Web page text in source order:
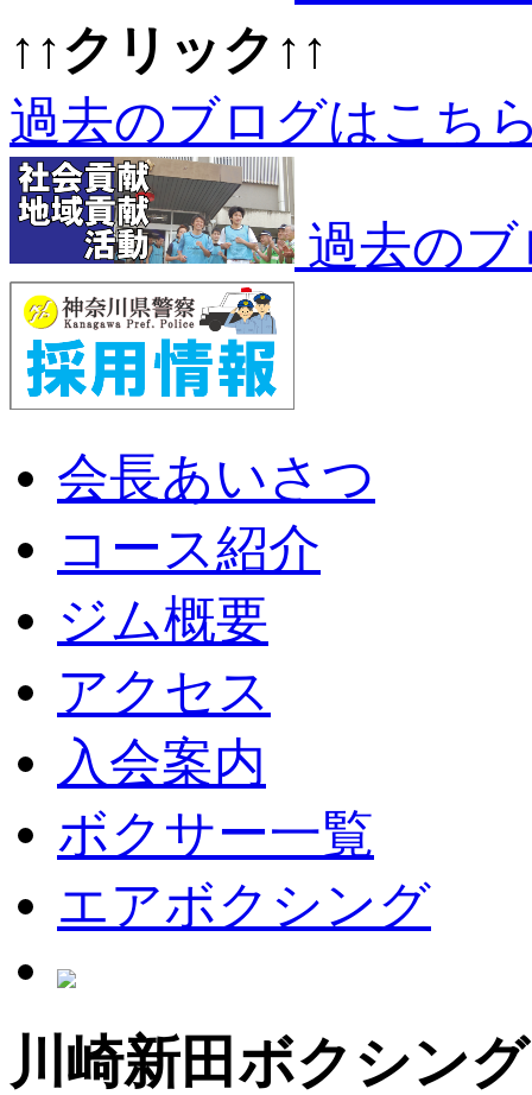
↑↑クリック↑↑
過去のブログはこち
過去の
会長あいさつ
コース紹介
ジム概要
アクセス
入会案内
ボクサー一覧
エアボクシング
川崎新田ボクシン